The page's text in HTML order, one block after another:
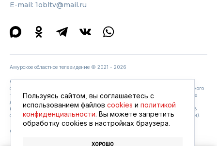
E-mail: 1obltv@mail.ru
Амурское областное телевидение © 2021 - 2026
Содержание программ, размещенных на сайте www.amurobl.ru, может не
совпадать с содержанием программ, вышедших в эфире «Амурского областного
телевидения».Соглашение с условиями обработки персональных данных
. Не
допускается копирование, распространение, опубликование или иное
использование материалов Сайта без ссылки на порталhttps://amurobl.tv/
(в
случае размещения в Интернете обязательно наличие активной гиперссылки).
Сопровождение сайта —
Пользуясь сайтом, вы соглашаетесь с
использованием файлов cookies и политикой
конфиденциальности. Вы можете запретить
обработку сookies в настройках браузера.
ХОРОШО